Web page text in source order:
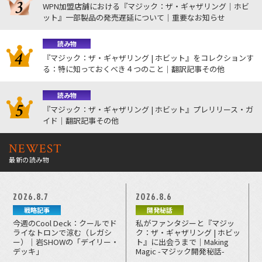
WPN加盟店舗における『マジック：ザ・ギャザリング｜ホビ
ット』一部製品の発売遅延について｜重要なお知らせ
読み物
『マジック：ザ・ギャザリング | ホビット』をコレクションす
る：特に知っておくべき４つのこと｜翻訳記事その他
読み物
『マジック：ザ・ギャザリング | ホビット』プレリリース・ガ
イド｜翻訳記事その他
NEWEST
最新の読み物
2026.8.7
戦略記事
今週のCool Deck：クールでド
ライなトロンで涼む（レガシ
ー）｜岩SHOWの「デイリー・
デッキ」
2026.8.6
開発秘話
私がファンタジーと『マジッ
ク：ザ・ギャザリング | ホビッ
ト』に出会うまで｜Making
Magic -マジック開発秘話-